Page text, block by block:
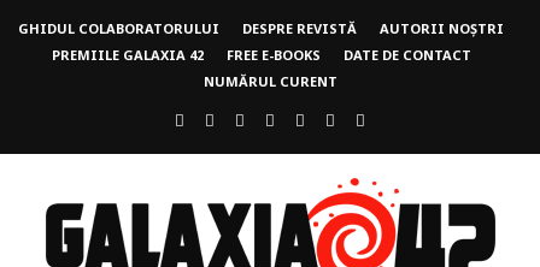
GHIDUL COLABORATORULUI DESPRE REVISTĂ
AUTORII NOȘTRI
PREMIILE GALAXIA 42
FREE E-BOOKS
DATE DE CONTACT
NUMĂRUL CURENT